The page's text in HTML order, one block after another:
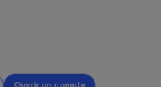
Ouvrir un compte